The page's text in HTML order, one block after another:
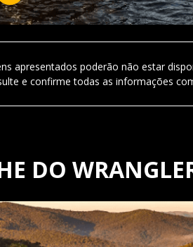
apresentados poderão não estar
e confirme todas as informações
DO